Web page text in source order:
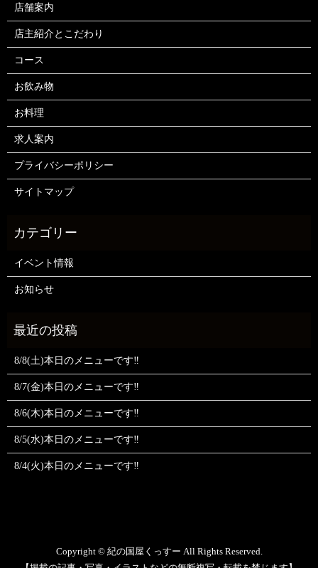
店舗案内
店主紹介とこだわり
コース
お飲み物
お料理
求人案内
プライバシーポリシー
サイトマップ
イベント情報
お知らせ
8/8(土)本日のメニューです‼️
8/7(金)本日のメニューです‼️
8/6(木)本日のメニューです‼️
8/5(水)本日のメニューです‼️
8/4(火)本日のメニューです‼️
Copyright © 紀の国屋くっすー All Rights Reserved.